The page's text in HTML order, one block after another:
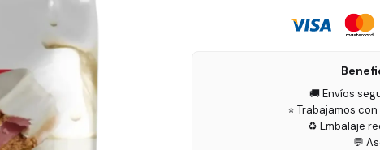
🚚 Envíos
⭐ Trabajamos
♻️ Embalaje
💬